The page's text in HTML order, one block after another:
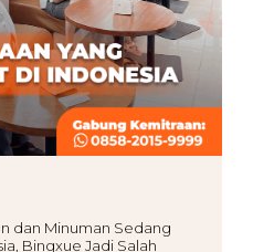
dan Minuman Sedang
Bingxue Jadi Salah